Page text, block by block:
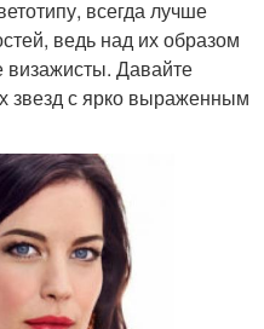
всегда лучше
ведь над их образом
Давайте
звезд с ярко выраженным